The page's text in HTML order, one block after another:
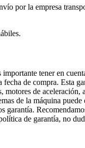
por la empresa
tener en
de compra. Esta
motores de aceleración,
de la máquina
de garantía, no